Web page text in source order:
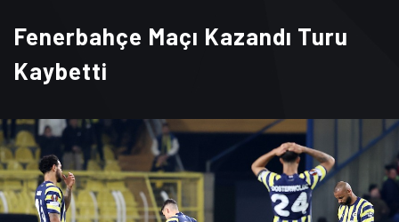
Fenerbahçe Maçı Kazandı Turu
Kaybetti